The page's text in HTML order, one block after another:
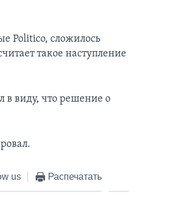
Politico, сложилось
такое наступление
в виду, что решение о
us Распечатать